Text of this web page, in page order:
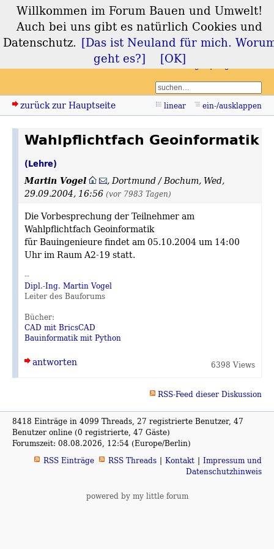
Forum Bauen und
Umwelt
zurück zur Hauptseite linear ein-/ausklappen
Wahlpflichtfach Geoinformatik
(Lehre)
Martin Vogel ,Dortmund / Bochum, Wed,
29.09.2004, 16:56 (vor 7983 Tagen)
Die Vorbesprechung der Teilnehmer am
Wahlpflichtfach Geoinformatik
für Bauingenieure findet am 05.10.2004 um 14:00
Uhr im Raum A2-19 statt.
--
Dipl.-Ing. Martin Vogel
Leiter des Bauforums
Bücher:
CAD mit BricsCAD
Bauinformatik mit Python
antworten 6398 Views
RSS-Feed dieser Diskussion
8418 Einträge in 4099 Threads, 27 registrierte Benutzer, 47
Benutzer online (0 registrierte, 47 Gäste)
Forumszeit: 08.08.2026, 12:54 (Europe/Berlin)
RSS Einträge
RSS Threads Kontakt
Impressum und
Datenschutzhinweis
powered by my little forum
Willkommen im Forum Bauen und Umwelt!
Auch bei uns gibt es natürlich Cookies und
Datenschutz. [Das ist Neuland für mich.
geht es?]
[OK]